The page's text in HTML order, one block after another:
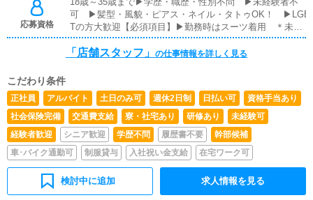
て働けます。■企画の立案店舗イベントや店舗運営など
様々な企画を提案していただきます。【新規のお客様の増
加】【お客様のリピート率の向上】【キャストの方の入店
ただきます。■キャスト管理お店で働いていただいている
だきます。■PC更新業務ヘブンネットなど、ポータルサイ
ト等の店舗情報更新作業を行っていただきます。キャスト
の出勤情報やイベント、求人ブログの作成となります。基
本的にはボタンを押すだけや、ブログの更新時に簡単に文
字が入力出来れば問題ありません。PCが苦手な人でも簡
単にできます。■清掃・備品管理お客様やキャストの方に
快適にお過ごしいただくため、店内の清掃や備品の管理・
補充を行っていただきます。
応募資格
可 ▶髪型・風貌・ピアス・ネイル・タトゥOK！ ▶LGB
Tの方大歓迎【必須項目】▶勤務時はスーツ着用 ＊未経
験者の方が【85.6％】
「店舗スタッフ」 の仕事情報を詳しく見る
こだわり条件
正社員 アルバイト 土日のみ可 週休2日制 日払い可
資格手当あり
社会保険完備
交通費支給 寮・社宅あり 研修あり
未経験可
経験者歓迎
シニア歓迎 学歴不問 履歴書不要
幹部候補
車･バイク通勤可
制服貸与 入社祝い金支給 在宅ワーク可
検討中に追加 求人情報を見る